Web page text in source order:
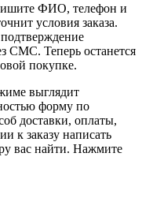
ФИО, телефон и
условия заказа.
СМС. Теперь останется
покупке.
выглядит
форму по
доставки, оплаты,
к заказу написать
вас найти. Нажмите